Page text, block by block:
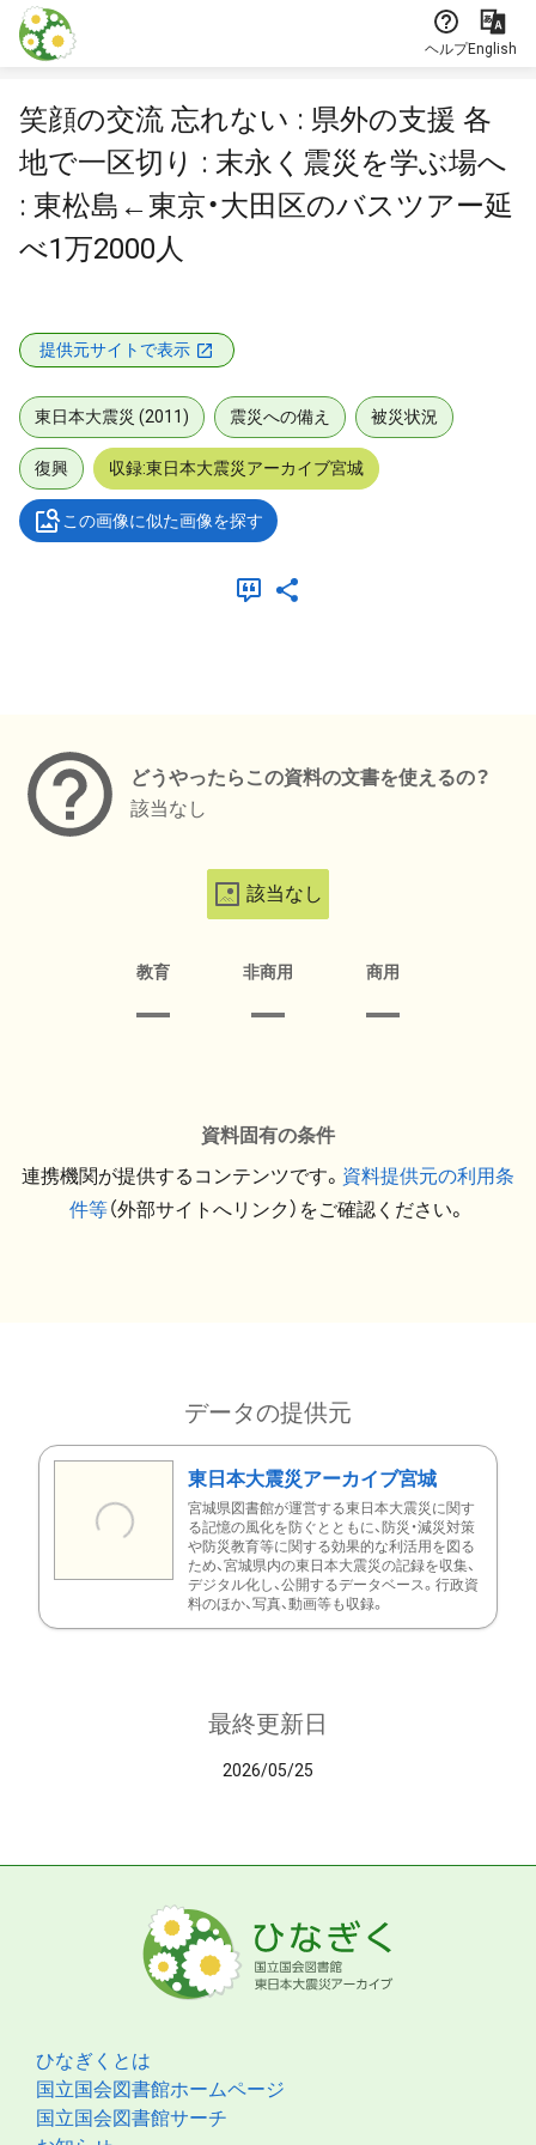
本文に飛ぶ
ヘルプEnglish
笑顔の交流 忘れない : 県外の支援 各
地で一区切り : 末永く震災を学ぶ場へ
: 東松島←東京・大田区のバスツアー延
べ1万2000人
提供元サイトで表示
東日本大震災 (2011) 震災への備え 被災状況
復興 収録:東日本大震災アーカイブ宮城
この画像に似た画像を探す
どうやったらこの資料の文書を使えるの？
該当なし
該当なし
教育 非商用 商用
資料固有の条件
連携機関が提供するコンテンツです。 資料提供元の利用条
件等（外部サイトへリンク）をご確認ください。
データの提供元
東日本大震災アーカイブ宮城
宮城県図書館が運営する東日本大震災に関す
る記憶の風化を防ぐとともに、防災・減災対策
や防災教育等に関する効果的な利活用を図る
ため、宮城県内の東日本大震災の記録を収集、
デジタル化し、公開するデータベース。行政資
料のほか、写真、動画等も収録。
最終更新日
2026/05/25
ひなぎくとは
国立国会図書館ホームページ
国立国会図書館サーチ